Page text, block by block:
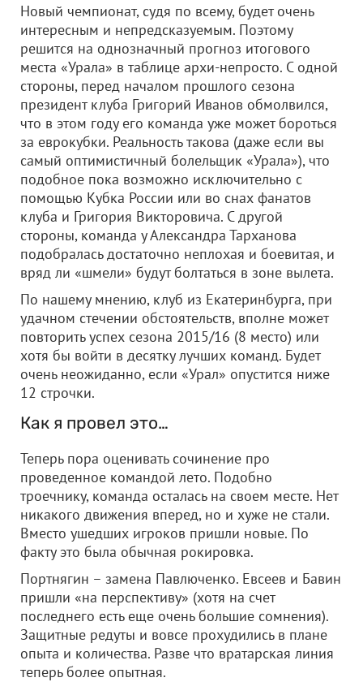
Новый чемпионат, судя по всему, будет очень
интересным и непредсказуемым. Поэтому
решится на однозначный прогноз итогового
места «Урала» в таблице архи-непросто. С одной
стороны, перед началом прошлого сезона
президент клуба Григорий Иванов обмолвился,
что в этом году его команда уже может бороться
за еврокубки. Реальность такова (даже если вы
самый оптимистичный болельщик «Урала»), что
подобное пока возможно исключительно с
помощью Кубка России или во снах фанатов
клуба и Григория Викторовича. С другой
стороны, команда у Александра Тарханова
подобралась достаточно неплохая и боевитая, и
вряд ли «шмели» будут болтаться в зоне вылета.
По нашему мнению, клуб из Екатеринбурга, при
удачном стечении обстоятельств, вполне может
повторить успех сезона 2015/16 (8 место) или
хотя бы войти в десятку лучших команд. Будет
очень неожиданно, если «Урал» опустится ниже
12 строчки.
Как я провел это…
Теперь пора оценивать сочинение про
проведенное командой лето. Подобно
троечнику, команда осталась на своем месте. Нет
никакого движения вперед, но и хуже не стали.
Вместо ушедших игроков пришли новые. По
факту это была обычная рокировка.
Портнягин – замена Павлюченко. Евсеев и Бавин
пришли «на перспективу» (хотя на счет
последнего есть еще очень большие сомнения).
Защитные редуты и вовсе прохудились в плане
опыта и количества. Разве что вратарская линия
теперь более опытная.